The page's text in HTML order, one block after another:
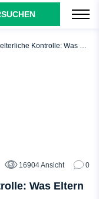
Discord App für elterliche Kontrolle: Was Eltern wissen müssen
16904 Ansicht 0
Was Eltern
können